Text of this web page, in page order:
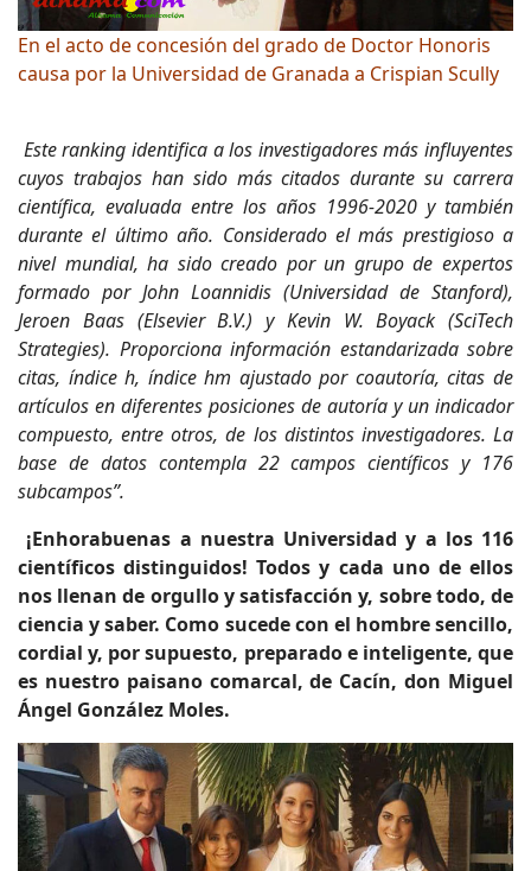
En el acto de concesión del grado de Doctor Honoris
causa por la Universidad de Granada a Crispian Scully
Este ranking identifica a los investigadores más influyentes
cuyos trabajos han sido más citados durante su carrera
científica, evaluada entre los años 1996-2020 y también
durante el último año. Considerado el más prestigioso a
nivel mundial, ha sido creado por un grupo de expertos
formado por John Loannidis (Universidad de Stanford),
Jeroen Baas (Elsevier B.V.) y Kevin W. Boyack (SciTech
Strategies). Proporciona información estandarizada sobre
citas, índice h, índice hm ajustado por coautoría, citas de
artículos en diferentes posiciones de autoría y un indicador
compuesto, entre otros, de los distintos investigadores. La
base de datos contempla 22 campos científicos y 176
subcampos”.
¡Enhorabuenas a nuestra Universidad y a los 116
científicos distinguidos! Todos y cada uno de ellos
nos llenan de orgullo y satisfacción y, sobre todo, de
ciencia y saber. Como sucede con el hombre sencillo,
cordial y, por supuesto, preparado e inteligente, que
es nuestro paisano comarcal, de Cacín, don Miguel
Ángel González Moles.